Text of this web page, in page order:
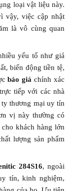
loại vật liệu này.
vậy, việc cập nhật
là vô cùng quan
yếu tố như giá
biến động tiền tệ,
báo giá chính xác
tiếp với các nhà
thương mại uy tín
vị này thường có
khách hàng lớn
lượng sản phẩm
284S16, ngoài
tín, kinh nghiệm,